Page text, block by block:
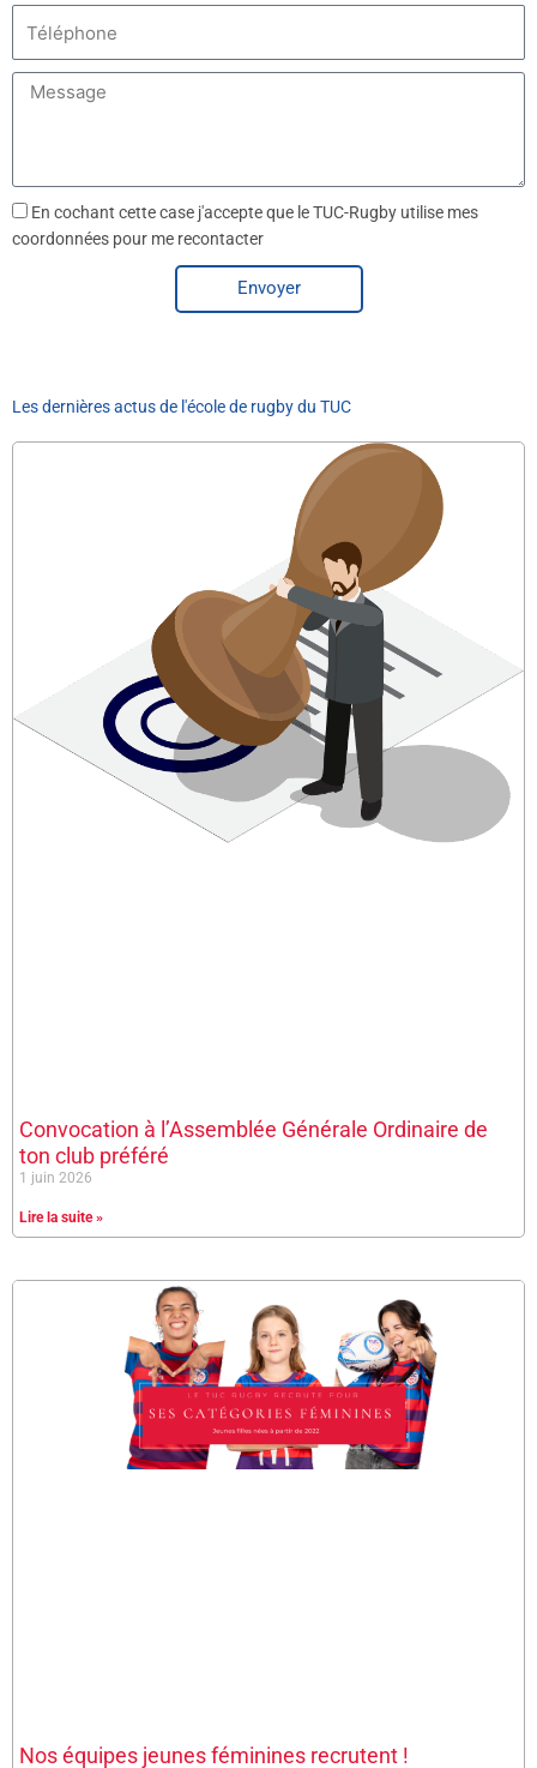
i
m
a
g
e
En cochant cette case j'accepte que le TUC-Rugby utilise mes
coordonnées pour me recontacter
Envoyer
Les dernières actus de l'école de rugby du TUC
Convocation à l’Assemblée Générale Ordinaire de
ton club préféré
1 juin 2026
Lire la suite »
Nos équipes jeunes féminines recrutent !